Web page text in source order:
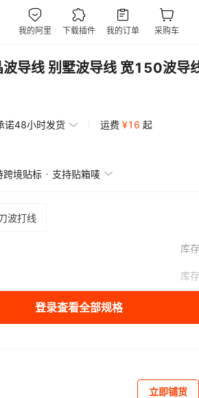
导线 别墅波导线 宽150波导
诺48小时发货 运费 ¥16 起
跨境贴标 支持贴箱唛
波打线
库存
库存
登录查看全部规格
立即铺货